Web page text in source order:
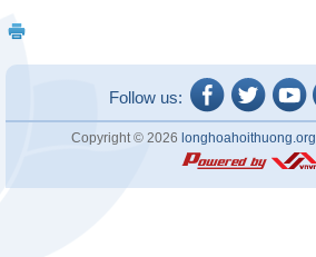
Follow us:
Copyright © 2026 longhoahoithuong.org